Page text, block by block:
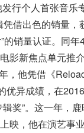
发行个人首张音乐
凭借出色的销量
的销量认证。同
影新焦点单元推
，他凭借《
优异成绩，在
奖”。这一年，
映，他在演艺事